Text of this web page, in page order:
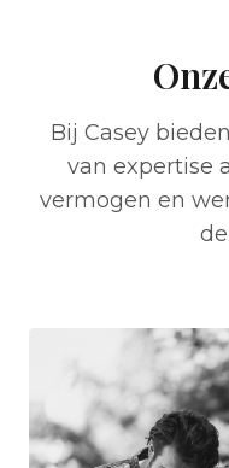
Bij Casey
van expertise
vermogen en